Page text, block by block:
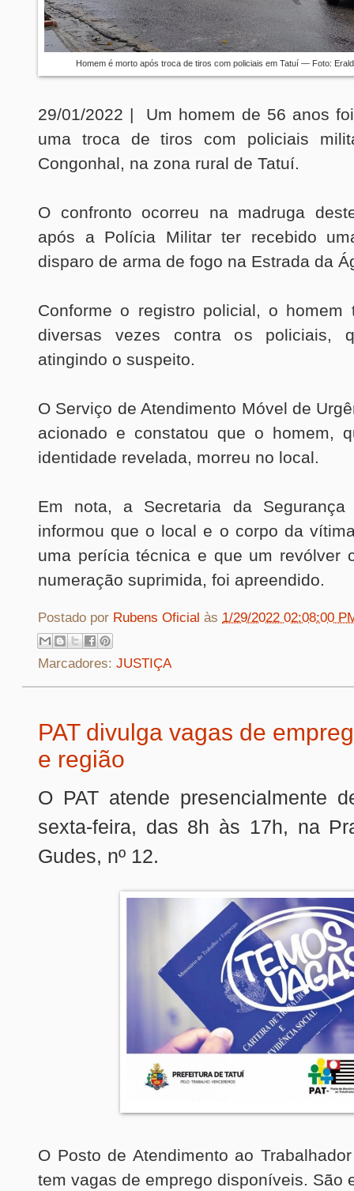
Homem é morto após troca de tiros com policiais em Tatuí — Foto:
29/01/2022 | Um homem de 56 anos
uma troca de tiros com policiais
Congonhal, na zona rural de Tatuí.
O confronto ocorreu na madruga
após a Polícia Militar ter recebido
disparo de arma de fogo na Estrada da
Conforme o registro policial, o homem
diversas vezes contra os policiais,
atingindo o suspeito.
O Serviço de Atendimento Móvel de
acionado e constatou que o homem,
identidade revelada, morreu no local.
Em nota, a Secretaria da Segurança
informou que o local e o corpo da
uma perícia técnica e que um revólver
numeração suprimida, foi apreendido.
Postado por Rubens Oficial às 1/29/2022 02:08:00
Marcadores: JUSTIÇA
PAT divulga vagas de
e região
O PAT atende presencialmente
sexta-feira, das 8h às 17h, na
Gudes, nº 12.
O Posto de Atendimento ao
tem vagas de emprego disponíveis. São